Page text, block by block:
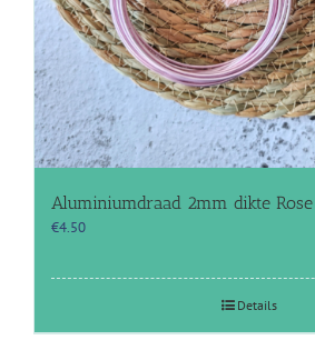
Aluminiumdraad 2mm dikte Rose
€4.50
Details